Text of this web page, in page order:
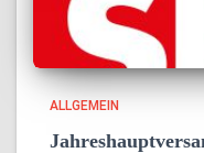
ALLGEMEIN